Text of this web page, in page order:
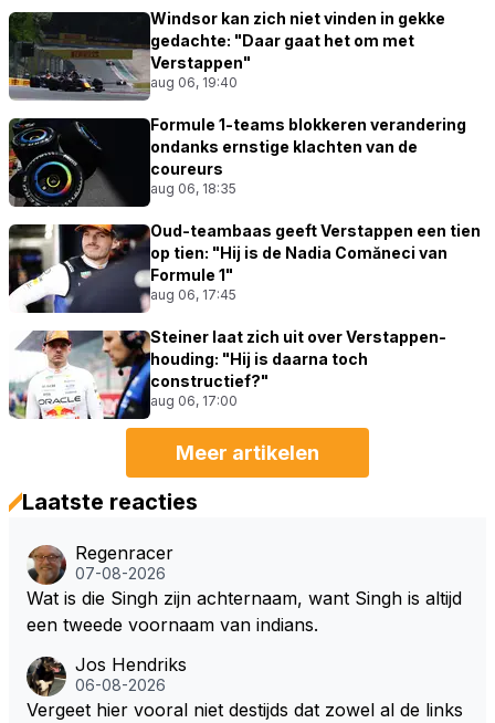
Windsor kan zich niet vinden in gekke
gedachte: "Daar gaat het om met
Verstappen"
aug 06, 19:40
Formule 1-teams blokkeren verandering
ondanks ernstige klachten van de
coureurs
aug 06, 18:35
Oud-teambaas geeft Verstappen een tien
op tien: "Hij is de Nadia Comăneci van
Formule 1"
aug 06, 17:45
Steiner laat zich uit over Verstappen-
houding: "Hij is daarna toch
constructief?"
aug 06, 17:00
Meer artikelen
Laatste reacties
Regenracer
07-08-2026
Wat is die Singh zijn achternaam, want Singh is altijd
een tweede voornaam van indians.
Jos Hendriks
06-08-2026
Vergeet hier vooral niet destijds dat zowel al de links